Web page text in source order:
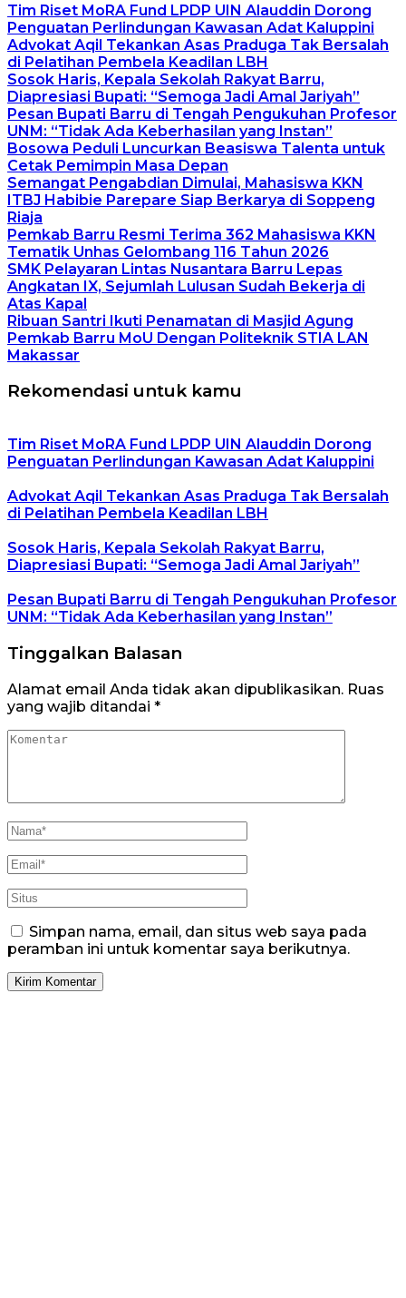
Tim Riset MoRA Fund LPDP UIN Alauddin Dorong
Penguatan Perlindungan Kawasan Adat Kaluppini
Advokat Aqil Tekankan Asas Praduga Tak Bersalah
di Pelatihan Pembela Keadilan LBH
Sosok Haris, Kepala Sekolah Rakyat Barru,
Diapresiasi Bupati: “Semoga Jadi Amal Jariyah”
Pesan Bupati Barru di Tengah Pengukuhan Profesor
UNM: “Tidak Ada Keberhasilan yang Instan”
Bosowa Peduli Luncurkan Beasiswa Talenta untuk
Cetak Pemimpin Masa Depan
Semangat Pengabdian Dimulai, Mahasiswa KKN
ITBJ Habibie Parepare Siap Berkarya di Soppeng
Riaja
Pemkab Barru Resmi Terima 362 Mahasiswa KKN
Tematik Unhas Gelombang 116 Tahun 2026
SMK Pelayaran Lintas Nusantara Barru Lepas
Angkatan IX, Sejumlah Lulusan Sudah Bekerja di
Atas Kapal
Ribuan Santri Ikuti Penamatan di Masjid Agung
Pemkab Barru MoU Dengan Politeknik STIA LAN
Makassar
Rekomendasi untuk kamu
Tim Riset MoRA Fund LPDP UIN Alauddin Dorong
Penguatan Perlindungan Kawasan Adat Kaluppini
Advokat Aqil Tekankan Asas Praduga Tak Bersalah
di Pelatihan Pembela Keadilan LBH
Sosok Haris, Kepala Sekolah Rakyat Barru,
Diapresiasi Bupati: “Semoga Jadi Amal Jariyah”
Pesan Bupati Barru di Tengah Pengukuhan Profesor
UNM: “Tidak Ada Keberhasilan yang Instan”
Tinggalkan Balasan
Alamat email Anda tidak akan dipublikasikan. Ruas
yang wajib ditandai *
Simpan nama, email, dan situs web saya pada
peramban ini untuk komentar saya berikutnya.